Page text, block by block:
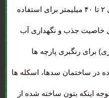
پوشش لوله های حرارتی (دانه های ۲ تا ۴۰ میلیمتر برای استفاده
خاصیت جذب و نگهداری آب
دانه های ۳۰ میلیمتری) برای رنگبری پارچه ها
استفاده در ساختمان سدها، اسکله ها
اینکه بتون ساخته شده از